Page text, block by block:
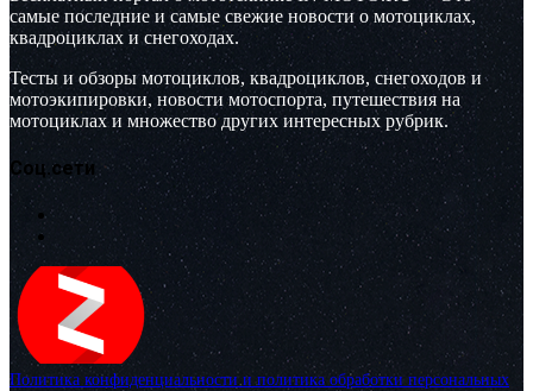
самые последние и самые свежие новости о мотоциклах,
квадроциклах и снегоходах.
Тесты и обзоры мотоциклов, квадроциклов, снегоходов и
мотоэкипировки, новости мотоспорта, путешествия на
мотоциклах и множество других интересных рубрик.
Соц.сети
Политика конфиденциальности и политика обработки персональных